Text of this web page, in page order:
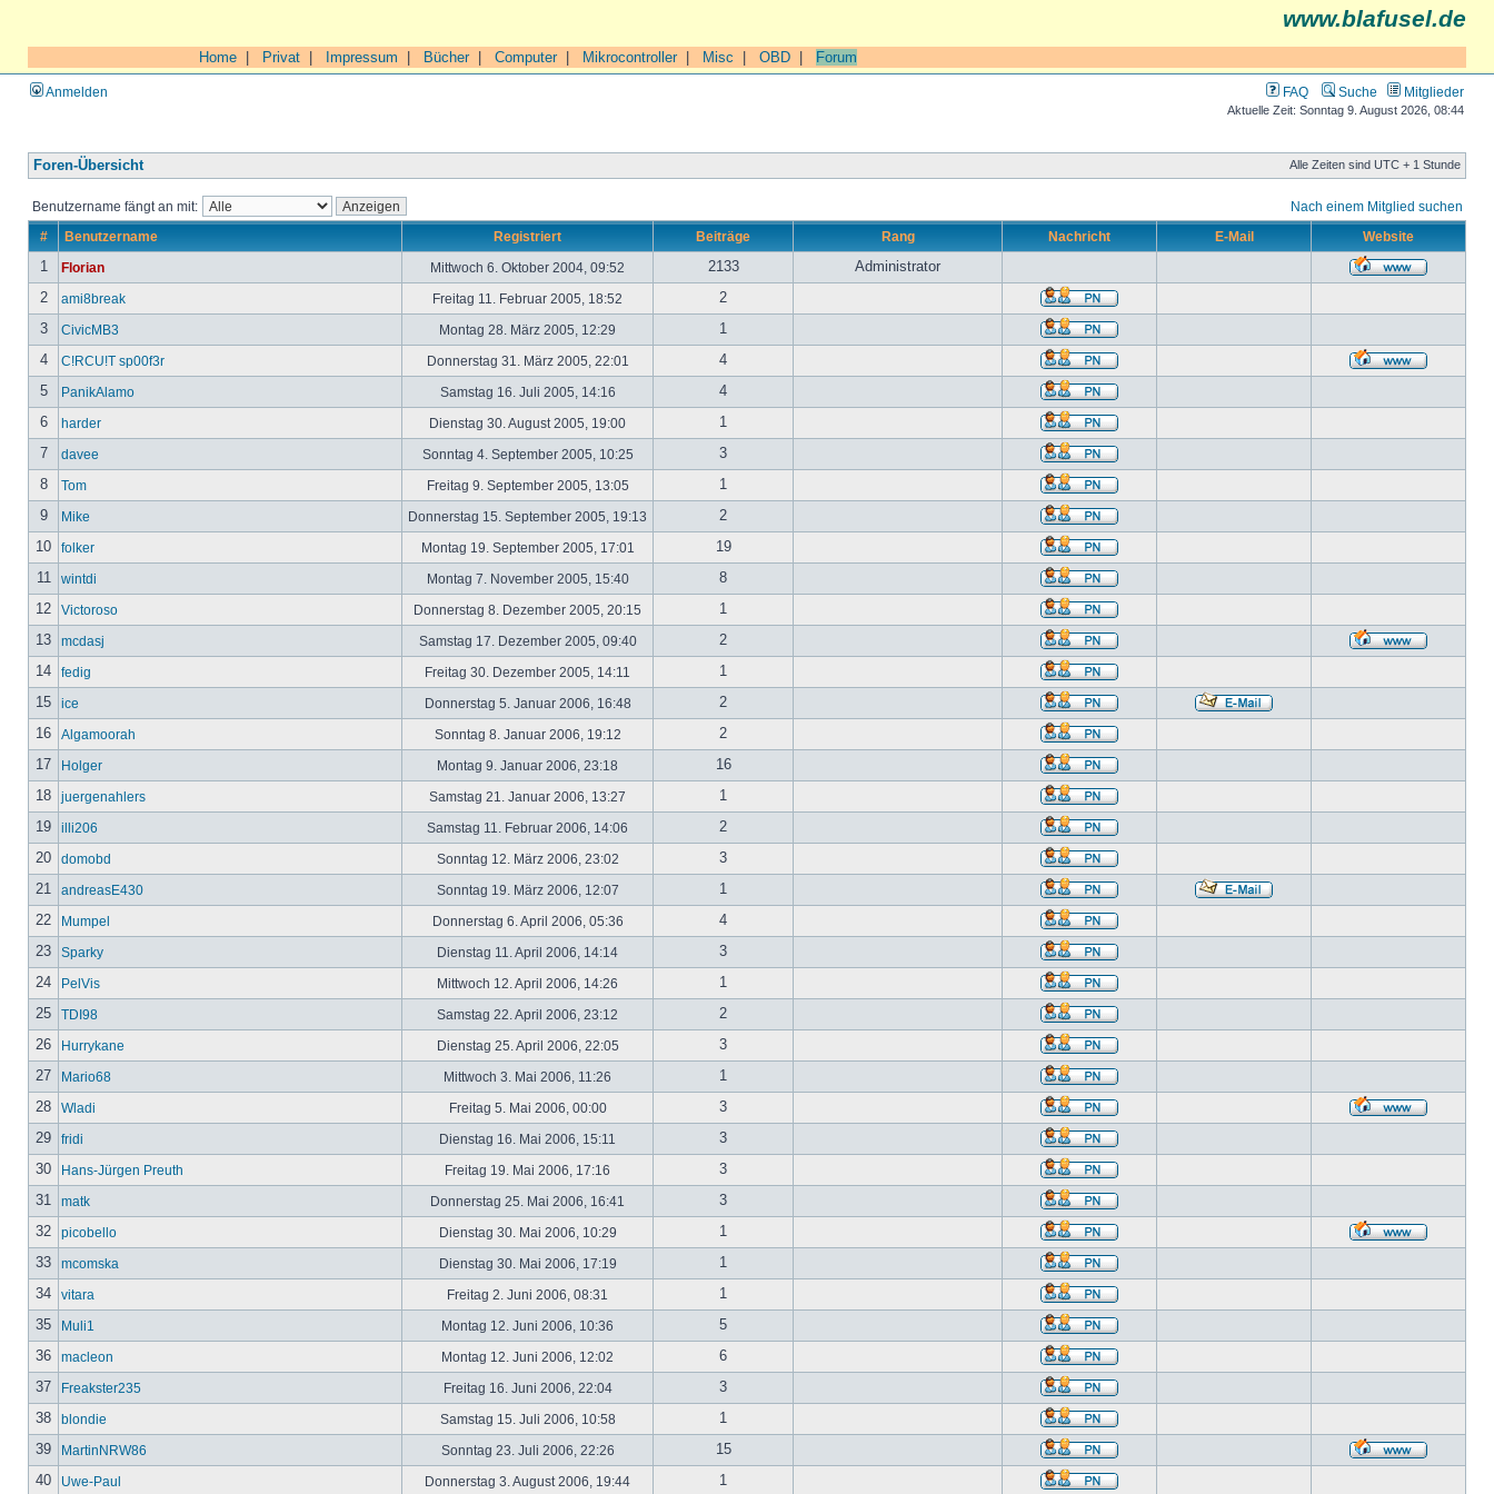
www.blafusel.de
Home Privat Impressum Bücher| Computer| Mikrocontroller| Misc OBD Forum
Anmelden FAQ Suche Mitglieder
Aktuelle Zeit: Sonntag 9. August 2026, 08:44
Foren-Übersicht Alle Zeiten sind UTC + 1 Stunde
Benutzername fängt an mit: Nach einem Mitglied suchen
# Benutzername Registriert Beiträge Rang Nachricht E-Mail Website
1 Florian Mittwoch 6. Oktober 2004, 09:52 2133
Administrator
2
ami8break Freitag 11. Februar 2005, 18:52
2
3
CivicMB3 Montag 28. März 2005, 12:29
1
4
C!RCU!T sp00f3r Donnerstag 31. März 2005, 22:01
4
5
PanikAlamo Samstag 16. Juli 2005, 14:16
4
6
harder Dienstag 30. August 2005, 19:00
1
7
davee Sonntag 4. September 2005, 10:25
3
8
Tom Freitag 9. September 2005, 13:05
1
9
Mike Donnerstag 15. September 2005, 19:13
2
10
folker Montag 19. September 2005, 17:01
19
11
wintdi Montag 7. November 2005, 15:40
8
12
Victoroso Donnerstag 8. Dezember 2005, 20:15
1
13
mcdasj Samstag 17. Dezember 2005, 09:40
2
14
fedig Freitag 30. Dezember 2005, 14:11
1
15
ice Donnerstag 5. Januar 2006, 16:48
2
16
Algamoorah Sonntag 8. Januar 2006, 19:12
2
17
Holger Montag 9. Januar 2006, 23:18
16
18
juergenahlers Samstag 21. Januar 2006, 13:27
1
19
illi206 Samstag 11. Februar 2006, 14:06
2
20
domobd Sonntag 12. März 2006, 23:02
3
21
andreasE430 Sonntag 19. März 2006, 12:07
1
22
Mumpel Donnerstag 6. April 2006, 05:36
4
23
Sparky Dienstag 11. April 2006, 14:14
3
24
PelVis Mittwoch 12. April 2006, 14:26
1
25
TDI98 Samstag 22. April 2006, 23:12
2
26
Hurrykane Dienstag 25. April 2006, 22:05
3
27
Mario68 Mittwoch 3. Mai 2006, 11:26
1
28
Wladi Freitag 5. Mai 2006, 00:00
3
29
fridi Dienstag 16. Mai 2006, 15:11
3
30
Hans-Jürgen Preuth Freitag 19. Mai 2006, 17:16
3
31
matk Donnerstag 25. Mai 2006, 16:41
3
32
picobello Dienstag 30. Mai 2006, 10:29
1
33
mcomska Dienstag 30. Mai 2006, 17:19
1
34
vitara Freitag 2. Juni 2006, 08:31
1
35
Muli1 Montag 12. Juni 2006, 10:36
5
36
macleon Montag 12. Juni 2006, 12:02
6
37
Freakster235 Freitag 16. Juni 2006, 22:04
3
38
blondie Samstag 15. Juli 2006, 10:58
1
39
MartinNRW86 Sonntag 23. Juli 2006, 22:26
15
40
Uwe-Paul Donnerstag 3. August 2006, 19:44 1